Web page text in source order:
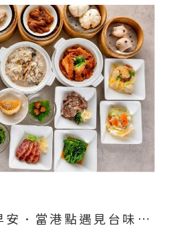
．當港點遇見台味】